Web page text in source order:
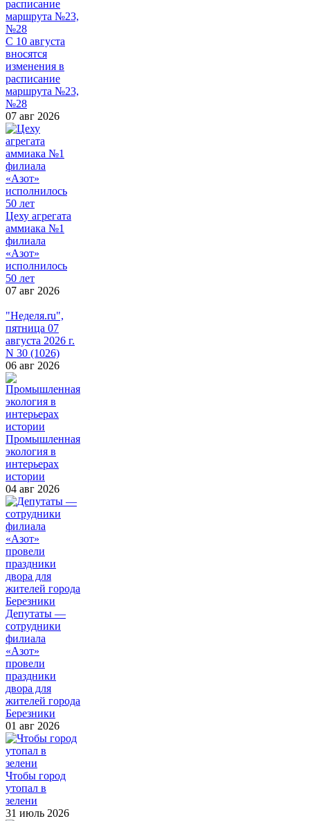
С 10 августа
вносятся
изменения в
расписание
маршрута №23,
№28
07 авг 2026
Цеху агрегата
аммиака №1
филиала
«Азот»
исполнилось
50 лет
07 авг 2026
"Неделя.ru",
пятница 07
августа 2026 г.
N 30 (1026)
06 авг 2026
Промышленная
экология в
интерьерах
истории
04 авг 2026
Депутаты —
сотрудники
филиала
«Азот»
провели
праздники
двора для
жителей города
Березники
01 авг 2026
Чтобы город
утопал в
зелени
31 июль 2026